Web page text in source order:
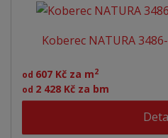
Koberec NATURA
od 607 Kč za m2
od 2 428 Kč za bm